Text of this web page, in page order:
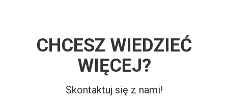
CHCESZ WIEDZIEĆ
WIĘCEJ?
Skontaktuj się z nami!